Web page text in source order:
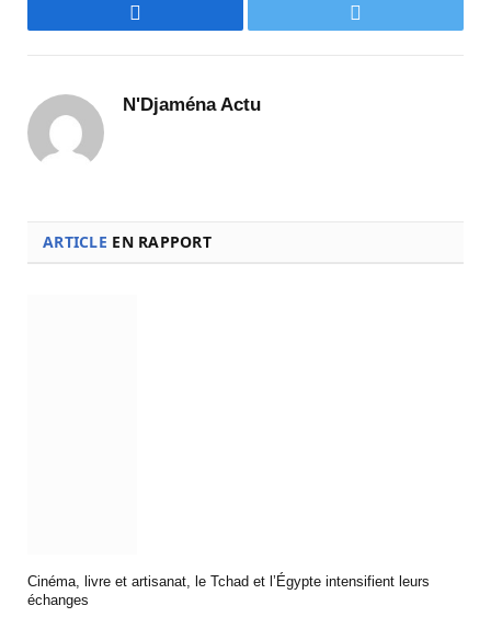
Facebook Twitter
N'Djaména Actu
ARTICLE EN RAPPORT
Cinéma, livre et artisanat, le Tchad et l’Égypte intensifient leurs
échanges